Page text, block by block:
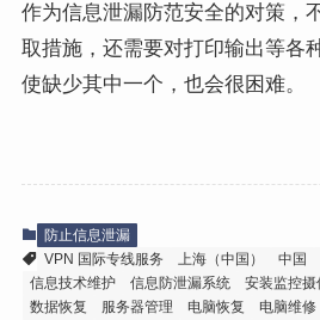
作为信息泄漏防范安全的对策，
取措施，还需要对打印输出等各
使缺少其中一个，也会很困难。
防止信息泄漏
VPN 国际专线服务
上海（中国） 中国
信息技术维护
信息防泄漏系统 安装监控摄
数据恢复
服务器管理 电脑恢复 电脑维修